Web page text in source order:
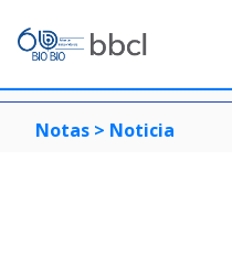
Notas > Noticia